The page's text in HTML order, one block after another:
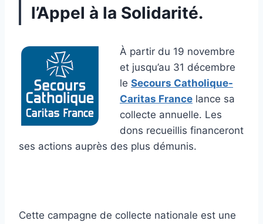
l’Appel à la Solidarité.
À partir du 19 novembre
et jusqu’au 31 décembre
le Secours Catholique-
Caritas France lance sa
collecte annuelle. Les
dons recueillis financeront
ses actions auprès des plus démunis.
Cette campagne de collecte nationale est une